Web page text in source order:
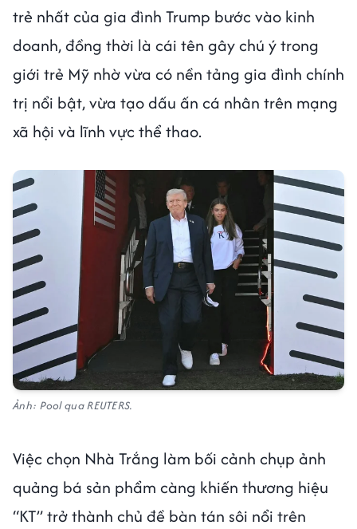
trẻ nhất của gia đình Trump bước vào kinh
doanh, đồng thời là cái tên gây chú ý trong
giới trẻ Mỹ nhờ vừa có nền tảng gia đình chính
trị nổi bật, vừa tạo dấu ấn cá nhân trên mạng
xã hội và lĩnh vực thể thao.
Ảnh: Pool qua REUTERS.
Việc chọn Nhà Trắng làm bối cảnh chụp ảnh
quảng bá sản phẩm càng khiến thương hiệu
“KT” trở thành chủ đề bàn tán sôi nổi trên